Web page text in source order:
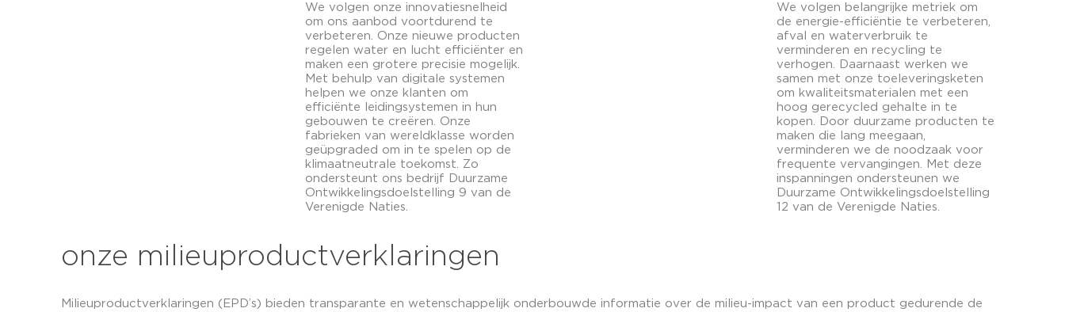
We volgen onze innovatiesnelheid
om ons aanbod voortdurend te
verbeteren. Onze nieuwe producten
regelen water en lucht efficiënter en
maken een grotere precisie mogelijk.
Met behulp van digitale systemen
helpen we onze klanten om
efficiënte leidingsystemen in hun
gebouwen te creëren. Onze
fabrieken van wereldklasse worden
geüpgraded om in te spelen op de
klimaatneutrale toekomst. Zo
ondersteunt ons bedrijf Duurzame
Ontwikkelingsdoelstelling 9 van de
Verenigde Naties.
We volgen belangrijke metriek om
de energie-efficiëntie te verbeteren,
afval en waterverbruik te
verminderen en recycling te
verhogen. Daarnaast werken we
samen met onze toeleveringsketen
om kwaliteitsmaterialen met een
hoog gerecycled gehalte in te
kopen. Door duurzame producten te
maken die lang meegaan,
verminderen we de noodzaak voor
frequente vervangingen. Met deze
inspanningen ondersteunen we
Duurzame Ontwikkelingsdoelstelling
12 van de Verenigde Naties.
onze milieuproductverklaringen
Milieuproductverklaringen (EPD’s) bieden transparante en wetenschappelijk onderbouwde informatie over de milieu-impact van een product gedurende de